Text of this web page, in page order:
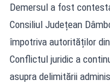
Demersul a fost
Consiliul Județean
împotriva autorităților
Conflictul juridic a
asupra delimitării